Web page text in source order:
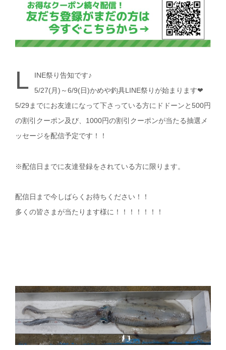
L
INE祭り告知です♪
5/27(月)～6/9(日)かめや釣具LINE祭りが始まります❤
5/29までにお友達になって下さっている方にドドーンと500円
の割引クーポン及び、1000円の割引クーポンが当たる抽選メ
ッセージを配信予定です！！
※配信日までに友達登録をされている方に限ります。
配信日まで今しばらくお待ちください！！
多くの皆さまが当たります様に！！！！！！！